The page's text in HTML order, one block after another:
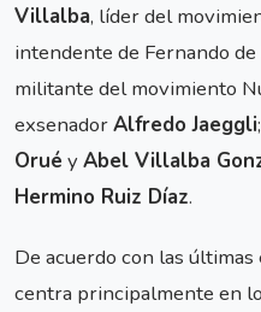
Villalba, líder del
intendente de Fernando
militante del movimiento
exsenadorAlfredo Jaeggli
Orué yAbel Villalba
Hermino Ruiz Díaz.
De acuerdo con las
centra principalmente en